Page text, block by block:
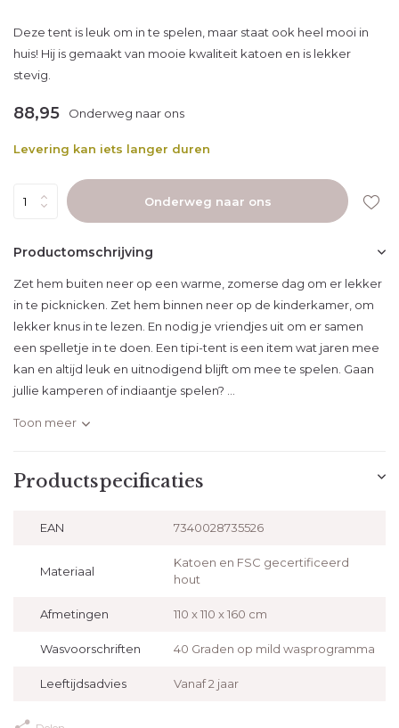
Deze tent is leuk om in te spelen, maar staat ook heel mooi in
huis! Hij is gemaakt van mooie kwaliteit katoen en is lekker
stevig.
88,95 Onderweg naar ons
Levering kan iets langer duren
Onderweg naar ons
Productomschrijving
Zet hem buiten neer op een warme, zomerse dag om er lekker
in te picknicken. Zet hem binnen neer op de kinderkamer, om
lekker knus in te lezen. En nodig je vriendjes uit om er samen
een spelletje in te doen. Een tipi-tent is een item wat jaren mee
kan en altijd leuk en uitnodigend blijft om mee te spelen. Gaan
jullie kamperen of indiaantje spelen? ...
Toon meer
Productspecificaties
EAN 7340028735526
Materiaal
Katoen en FSC gecertificeerd
hout
Afmetingen 110 x 110 x 160 cm
Wasvoorschriften 40 Graden op mild wasprogramma
Leeftijdsadvies Vanaf 2 jaar